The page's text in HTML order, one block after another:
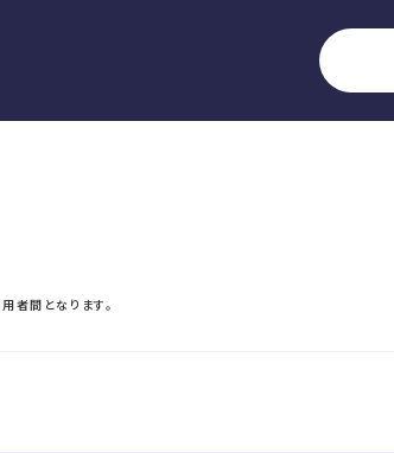
間となります。